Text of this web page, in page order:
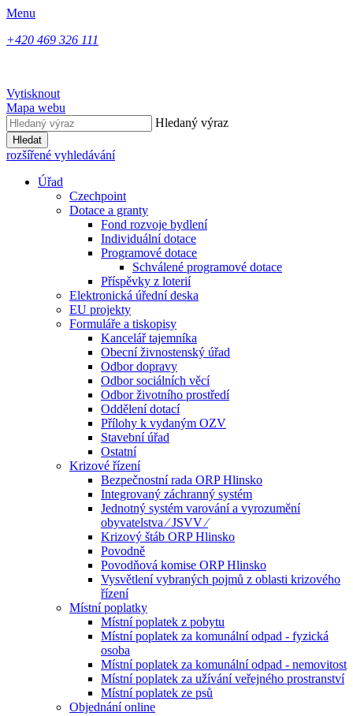
Menu
+420 469 326 111
Vytisknout
Mapa webu
Hledaný výraz
Hledat
rozšířené vyhledávání
Úřad
Czechpoint
Dotace a granty
Fond rozvoje bydlení
Individuální dotace
Programové dotace
Schválené programové dotace
Příspěvky z loterií
Elektronická úřední deska
EU projekty
Formuláře a tiskopisy
Kancelář tajemníka
Obecní živnostenský úřad
Odbor dopravy
Odbor sociálních věcí
Odbor životního prostředí
Oddělení dotací
Přílohy k vydaným OZV
Stavební úřad
Ostatní
Krizové řízení
Bezpečnostní rada ORP Hlinsko
Integrovaný záchranný systém
Jednotný systém varování a vyrozumění
obyvatelstva ⁄ JSVV ⁄
Krizový štáb ORP Hlinsko
Povodně
Povodňová komise ORP Hlinsko
Vysvětlení vybraných pojmů z oblasti krizového
řízení
Místní poplatky
Místní poplatek z pobytu
Místní poplatek za komunální odpad - fyzická
osoba
Místní poplatek za komunální odpad - nemovitost
Místní poplatek za užívání veřejného prostranství
Místní poplatek ze psů
Objednání online